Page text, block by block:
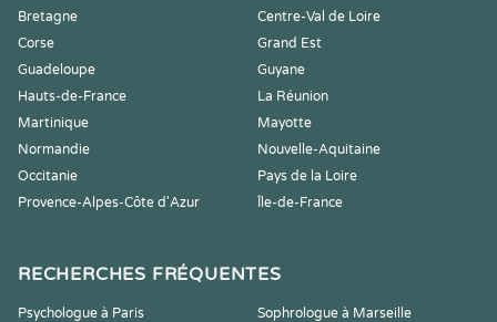
Bretagne
Centre-Val de Loire
Corse
Grand Est
Guadeloupe
Guyane
Hauts-de-France
La Réunion
Martinique
Mayotte
Normandie
Nouvelle-Aquitaine
Occitanie
Pays de la Loire
Provence-Alpes-Côte d'Azur
Île-de-France
RECHERCHES FRÉQUENTES
Psychologue à Paris
Sophrologue à Marseille